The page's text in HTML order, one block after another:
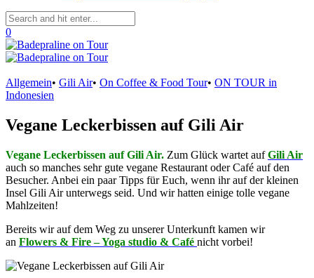
0
Allgemein• Gili Air• On Coffee & Food Tour• ON TOUR in
Indonesien
Vegane Leckerbissen auf Gili Air
Vegane Leckerbissen auf Gili Air. Zum Glück wartet aufGili Air
auch so manches sehr gute vegane Restaurant oder Café auf den
Besucher. Anbei ein paar Tipps für Euch, wenn ihr auf der kleinen
Insel Gili Air unterwegs seid. Und wir hatten einige tolle vegane
Mahlzeiten!
Bereits wir auf dem Weg zu unserer Unterkunft kamen wir
an Flowers & Fire – Yoga studio & Café nicht vorbei!